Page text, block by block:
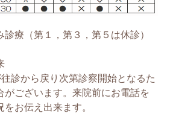
療（第１，第３，第５は休診）
診から戻り次第診察開始となるた
がございます。来院前にお電話を
お伝え出来ます。